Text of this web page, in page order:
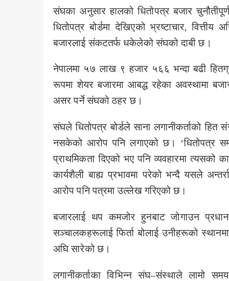
संघका अनुसार हालको धितोपत्र बजार
धितोपत्र बोर्डमा देखिएको भ्रष्टाचार, वित्तीय
बजारलाई संकटतर्फ धकेलेको संघको दाबी छ।
नेपालमा ५७ लाख ९ हजार ५६६ भन्दा बढी
रूपमा शेयर बजारमा आबद्ध रहेका अवस्थामा
असर पर्ने संघको ठहर छ।
संघले धितोपत्र बोर्डले साना लगानीकर्ताको हित
नसकेको आरोप पनि लगाएको छ। ‘धितोपत्र
प्राथमिकता दिएको भए पनि व्यवहारमा त्यसको
कार्यशैली बाह्य प्रभावमा परेको भन्दै यसले
आरोप पनि पत्रमा उल्लेख गरिएको छ।
बजारलाई थप कमजोर हुनबाट जोगाउन
सञ्चालकहरूलाई फिर्ता बोलाई उनीहरूको
अघि सारेको छ।
लगानीकर्ताका विभिन्न संघ–संस्थाले लामो